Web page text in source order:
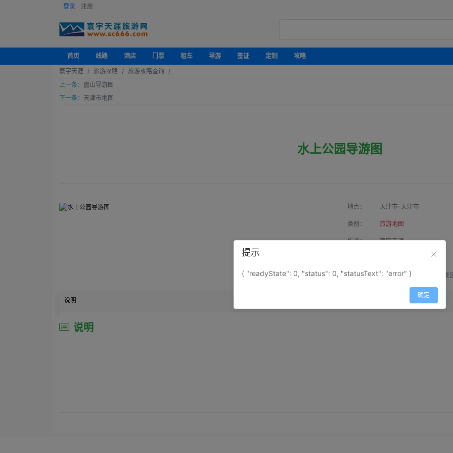
登录 注册
首页 线路 酒店 门票 租车 导游 签证 定制
攻略
寰宇天涯
旅游攻略
旅游攻略查询
上一条： 盘山导游图
下一条： 天津市地图
水上公园导游图
地点： 天津市-天津市
类别： 旅游地图
作者： 寰宇天涯
属性： 地图属性： 地图类型-景
说明
说明
提示
{ "readyState": 0, "status": 0, "statusText": "error" }
确定